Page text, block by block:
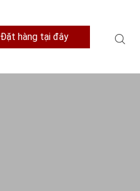
Đặt hàng tại đây